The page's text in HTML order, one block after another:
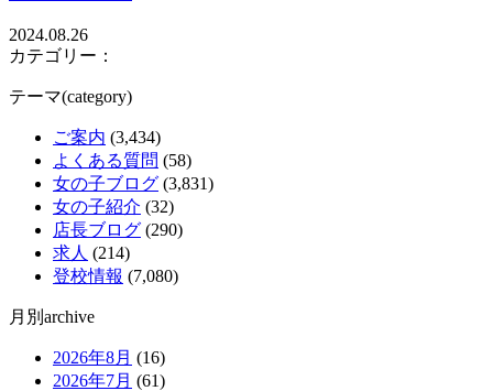
2024.08.26
カテゴリー：
テーマ(category)
ご案内 (3,434)
よくある質問 (58)
女の子ブログ (3,831)
女の子紹介 (32)
店長ブログ (290)
求人 (214)
登校情報 (7,080)
月別archive
2026年8月 (16)
2026年7月 (61)